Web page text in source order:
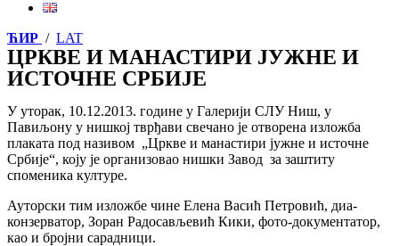
ЋИР / LAT
ЦРКВЕ И МАНАСТИРИ ЈУЖНЕ И
ИСТОЧНЕ СРБИЈЕ
У уторак, 10.12.2013. године у Галерији СЛУ Ниш, у
Павиљону у нишкој тврђави свечано је отворена изложба
плаката под називом „Цркве и манастири јужне и источне
Србије“, коју је организовао нишки Завод за заштиту
споменика културе.
Ауторски тим изложбе чине Елена Васић Петровић, диа-
конзерватор, Зоран Радосављевић Кики, фото-документатор,
као и бројни сарадници.